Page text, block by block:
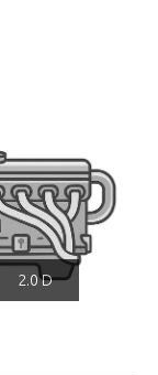
2.0 D